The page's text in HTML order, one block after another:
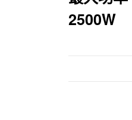
2500W